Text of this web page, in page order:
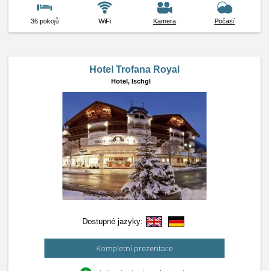
36 pokojů WiFi Kamera Počasí
Hotel Trofana Royal
Hotel, Ischgl
Dostupné jazyky:
Kompletní prezentace